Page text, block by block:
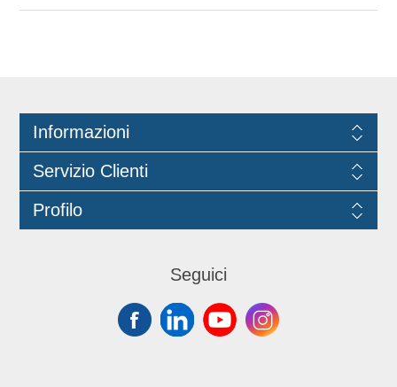
Informazioni
Servizio Clienti
Profilo
Seguici